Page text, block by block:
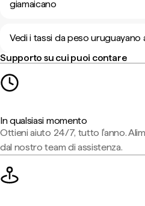
giamaicano
Vedi i tassi da peso uruguayano
Supporto su cui puoi contare
In qualsiasi momento
Ottieni aiuto 24/7, tutto l'anno.
dal nostro team di assistenza.